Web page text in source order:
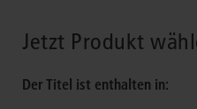
Jetzt Produkt
Der Titel ist enthalten in: